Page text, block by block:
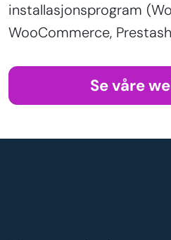
installasjonsprogram
WooCommerce,
Se våre